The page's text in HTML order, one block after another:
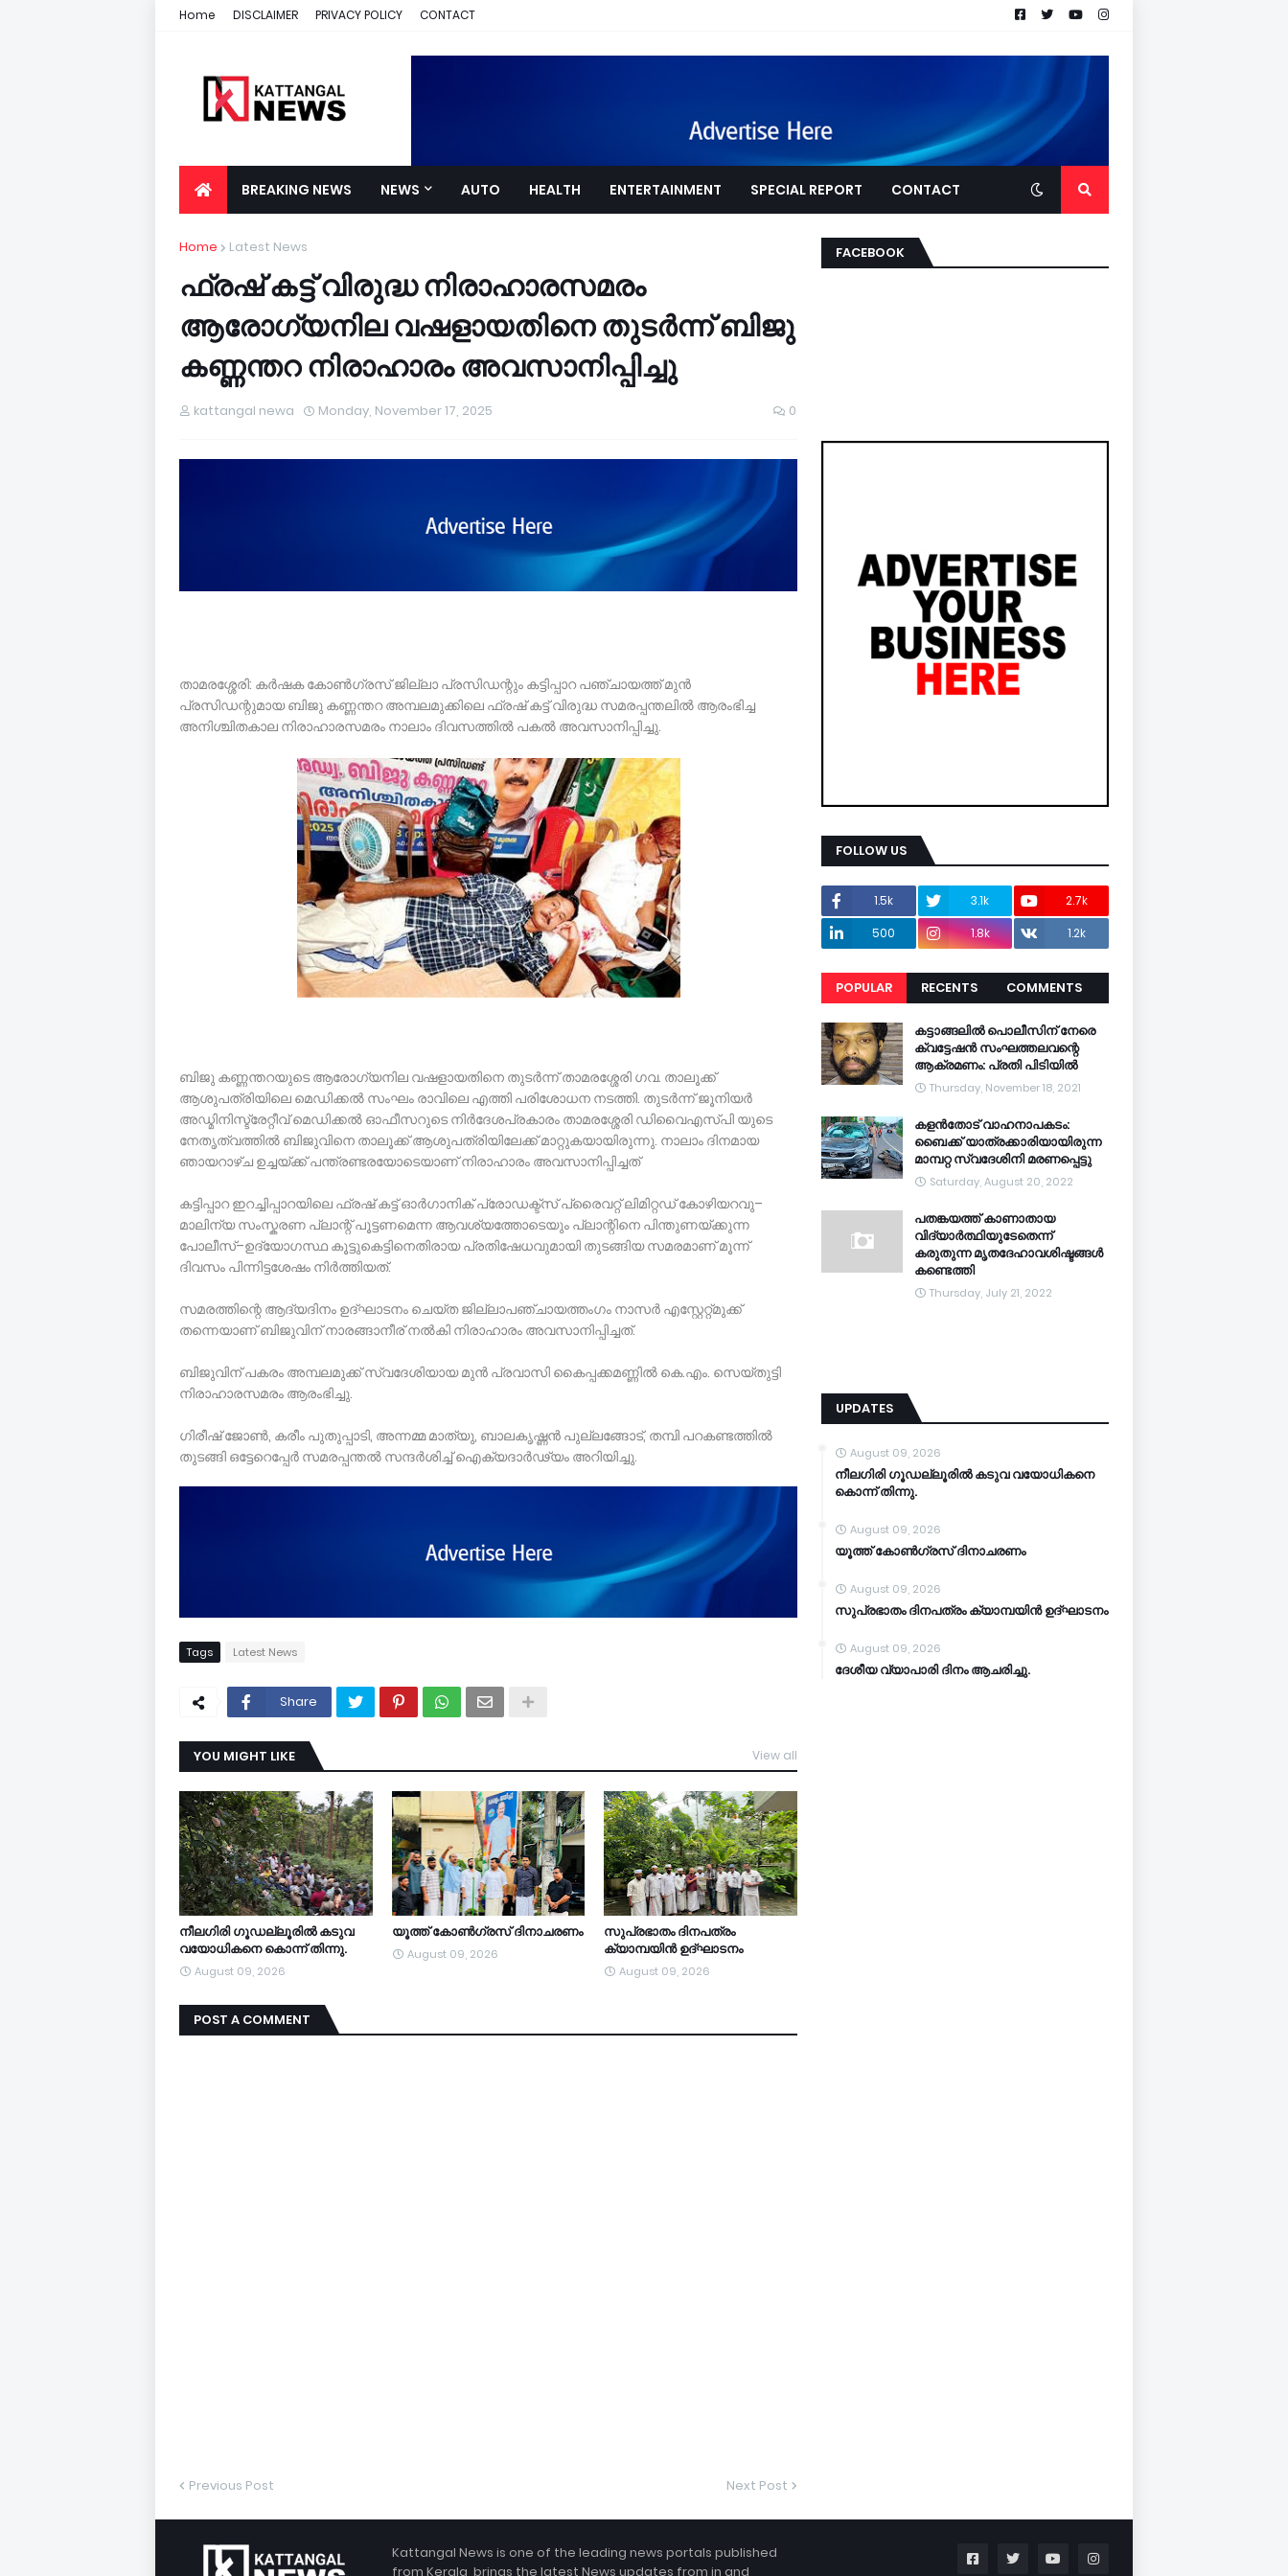
Home DISCLAIMER PRIVACY POLICY CONTACT
BREAKING NEWS NEWS AUTO HEALTH ENTERTAINMENT SPECIAL REPORT CONTACT
Home Latest News
ഫ്രഷ് കട്ട് വിരുദ്ധ നിരാഹാരസമരം
ആരോഗ്യനില വഷളായതിനെ തുടർന്ന് ബിജു
കണ്ണന്തറ നിരാഹാരം അവസാനിപ്പിച്ചു
kattangal newa Monday, November 17, 2025 0
താമരശ്ശേരി: കർഷക കോൺഗ്രസ് ജില്ലാ പ്രസിഡന്റും കട്ടിപ്പാറ പഞ്ചായത്ത് മുൻ
പ്രസിഡന്റുമായ ബിജു കണ്ണന്തറ അമ്പലമുക്കിലെ ഫ്രഷ് കട്ട് വിരുദ്ധ സമരപ്പന്തലിൽ ആരംഭിച്ച
അനിശ്ചിതകാല നിരാഹാരസമരം നാലാം ദിവസത്തിൽ പകൽ അവസാനിപ്പിച്ചു.
ബിജു കണ്ണന്തറയുടെ ആരോഗ്യനില വഷളായതിനെ തുടർന്ന് താമരശ്ശേരി ഗവ. താലൂക്ക്
ആശുപത്രിയിലെ മെഡിക്കൽ സംഘം രാവിലെ എത്തി പരിശോധന നടത്തി. തുടർന്ന് ജൂനിയർ
അഡ്മിനിസ്ട്രേറ്റീവ് മെഡിക്കൽ ഓഫീസറുടെ നിർദേശപ്രകാരം താമരശ്ശേരി ഡിവൈഎസ്‌പി യുടെ
നേതൃത്വത്തിൽ ബിജുവിനെ താലൂക്ക് ആശുപത്രിയിലേക്ക് മാറ്റുകയായിരുന്നു. നാലാം ദിനമായ
ഞായറാഴ്ച ഉച്ചയ്ക്ക് പന്ത്രണ്ടരയോടെയാണ് നിരാഹാരം അവസാനിപ്പിച്ചത്
കട്ടിപ്പാറ ഇറച്ചിപ്പാറയിലെ ഫ്രഷ് കട്ട് ഓർഗാനിക് പ്രോഡക്ട്‌സ് പ്രൈവറ്റ് ലിമിറ്റഡ് കോഴിയറവു–
മാലിന്യ സംസ്കരണ പ്ലാന്റ് പൂട്ടണമെന്ന ആവശ്യത്തോടെയും പ്ലാന്റിനെ പിന്തുണയ്ക്കുന്ന
പോലീസ്–ഉദ്യോഗസ്ഥ കൂട്ടുകെട്ടിനെതിരായ പ്രതിഷേധവുമായി തുടങ്ങിയ സമരമാണ് മൂന്ന്
ദിവസം പിന്നിട്ടശേഷം നിർത്തിയത്.
സമരത്തിന്റെ ആദ്യദിനം ഉദ്ഘാടനം ചെയ്ത ജില്ലാപഞ്ചായത്തംഗം നാസർ എസ്റ്റേറ്റ്‌മുക്ക്
തന്നെയാണ് ബിജുവിന് നാരങ്ങാനീര് നൽകി നിരാഹാരം അവസാനിപ്പിച്ചത്.
ബിജുവിന് പകരം അമ്പലമുക്ക് സ്വദേശിയായ മുൻ പ്രവാസി കൈപ്പക്കമണ്ണിൽ കെ.എം. സെയ്തുട്ടി
നിരാഹാരസമരം ആരംഭിച്ചു.
ഗിരീഷ് ജോൺ, കരീം പുതുപ്പാടി, അന്നമ്മ മാത്യു, ബാലകൃഷ്ണൻ പുല്ലങ്ങോട്, തമ്പി പറകണ്ടത്തിൽ
തുടങ്ങി ഒട്ടേറെപ്പേർ സമരപ്പന്തൽ സന്ദർശിച്ച് ഐക്യദാർഢ്യം അറിയിച്ചു.
Tags Latest News
Share
YOU MIGHT LIKE View all
നീലഗിരി ഗൂഡല്ലൂരിൽ കടുവ
വയോധികനെ കൊന്ന് തിന്നു.
August 09, 2026
യൂത്ത് കോൺഗ്രസ് ദിനാചരണം
August 09, 2026
സുപ്രഭാതം ദിനപത്രം
ക്യാമ്പയിൻ ഉദ്ഘാടനം
August 09, 2026
POST A COMMENT
Previous Post Next Post
FACEBOOK
FOLLOW US
1.5k 3.1k
2.7k
500
1.8k 1.2k
POPULAR RECENTS
COMMENTS
RECENTS
കട്ടാങ്ങലിൽ പൊലീസിന് നേരെ
ക്വട്ടേഷൻ സംഘത്തലവന്റെ
ആക്രമണം: പ്രതി പിടിയിൽ
Thursday, November 18, 2021
കളൻതോട് വാഹനാപകടം:
ബൈക്ക് യാത്രക്കാരിയായിരുന്ന
മാമ്പറ്റ സ്വദേശിനി മരണപ്പെട്ടു
Saturday, August 20, 2022
പതങ്കയത്ത് കാണാതായ
വിദ്യാർത്ഥിയുടേതെന്ന്
കരുതുന്ന മൃതദേഹാവശിഷ്ടങ്ങൾ
കണ്ടെത്തി
Thursday, July 21, 2022
UPDATES
August 09, 2026
നീലഗിരി ഗൂഡല്ലൂരിൽ കടുവ വയോധികനെ
കൊന്ന് തിന്നു.
August 09, 2026
യൂത്ത് കോൺഗ്രസ് ദിനാചരണം
August 09, 2026
സുപ്രഭാതം ദിനപത്രം ക്യാമ്പയിൻ ഉദ്ഘാടനം
August 09, 2026
ദേശീയ വ്യാപാരി ദിനം ആചരിച്ചു.
Kattangal News is one of the leading news portals published
from Kerala, brings the latest News updates from in and